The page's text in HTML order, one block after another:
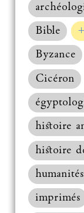
Bible
Byzance
Cicéron
histoire
histoire
imprimés